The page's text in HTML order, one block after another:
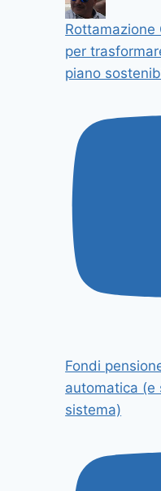
Rottamazione
per
piano
Fondi
automatica (e
sistema)